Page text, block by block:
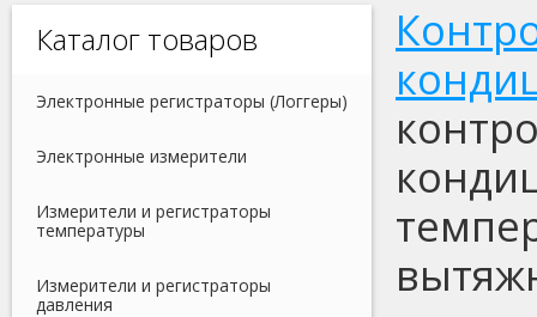
Каталог товаров
Электронные регистраторы (Логгеры)
Электронные измерители
Измерители и регистраторы
температуры
Измерители и регистраторы
давления